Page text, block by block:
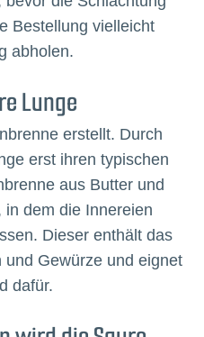
Bestellung vielleicht
abholen.
Lunge
erstellt. Durch
erst ihren typischen
aus Butter und
dem die Innereien
Dieser enthält das
Gewürze und eignet
dafür.